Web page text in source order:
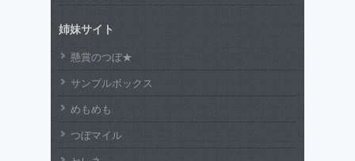
姉妹サイト
懸賞のつぼ★
サンプルボックス
めもめも
つぼマイル